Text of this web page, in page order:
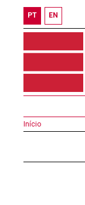
PT EN
Início